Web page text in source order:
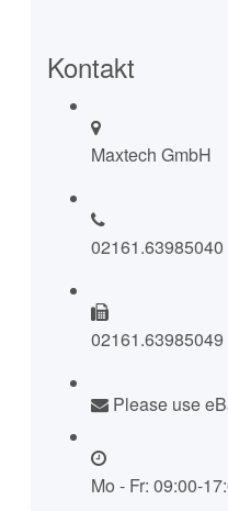
Kontakt
Maxtech GmbH
02161.63985040
02161.63985049
Please use
Mo - Fr: 09:00-